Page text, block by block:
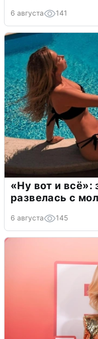
6 августа 141
«Ну вот и
развелась с
6 августа 145